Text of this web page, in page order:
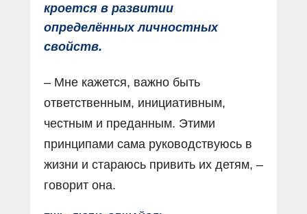
кроется в развитии
определённых личностных
свойств.
– Мне кажется, важно быть
ответственным, инициативным,
честным и преданным. Этими
принципами сама руководствуюсь в
жизни и стараюсь привить их детям, –
говорит она.